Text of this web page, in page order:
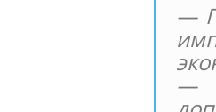
—
—